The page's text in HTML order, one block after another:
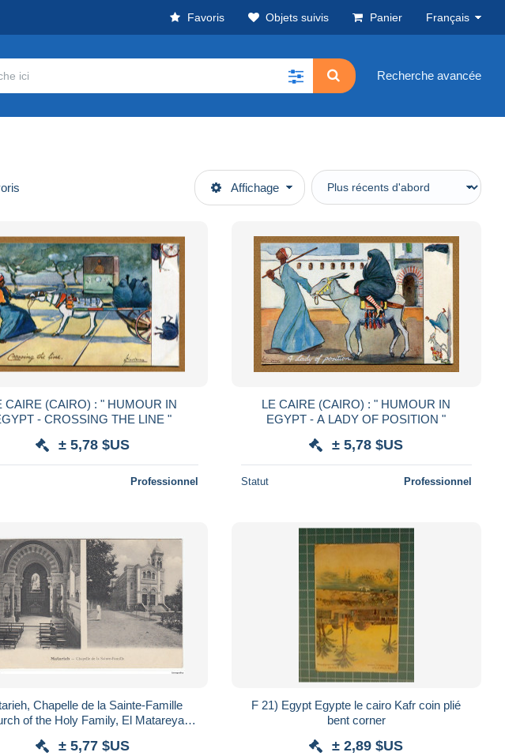
Favoris Objets suivis Panier Français
Recherche avancée
Affichage
(CAIRO) : " HUMOUR IN
- CROSSING THE LINE "
± 5,78 $US
Professionnel
LE CAIRE (CAIRO) : " HUMOUR IN
EGYPT - A LADY OF POSITION "
± 5,78 $US
Statut Professionnel
Chapelle de la Sainte-Famille
of the Holy Family, El Matareya,
± 5,77 $US
F 21) Egypt Egypte le cairo Kafr coin plié
bent corner
± 2,89 $US